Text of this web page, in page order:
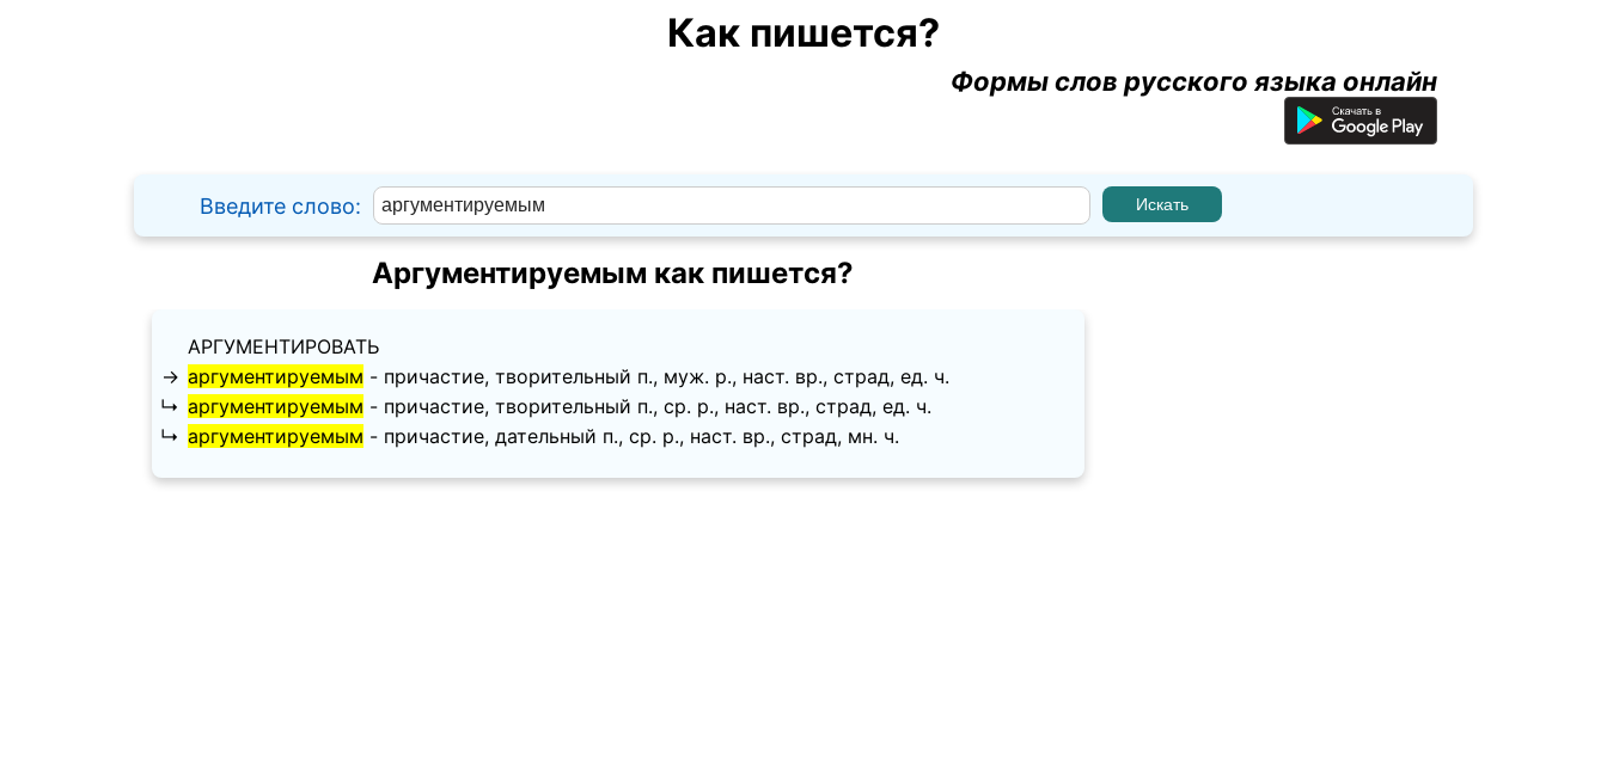
Как пишется?
Формы слов русского языка онлайн
Введите слово:
Аргументируемым как пишется?
АРГУМЕНТИРОВАТЬ
→ аргументируемым - причастие, творительный п., муж. p., наст. вр., страд, ед. ч.
↳ аргументируемым - причастие, творительный п., ср. p., наст. вр., страд, ед. ч.
↳ аргументируемым - причастие, дательный п., ср. p., наст. вр., страд, мн. ч.